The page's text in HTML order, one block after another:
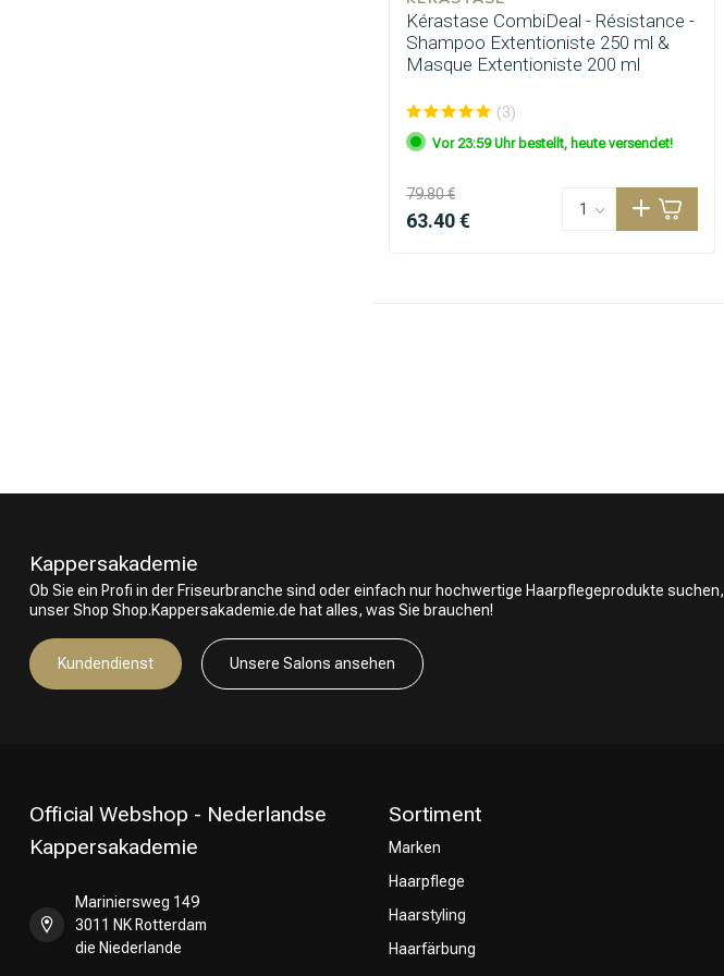
Kérastase CombiDeal - Résistance -
Shampoo Extentioniste 250 ml &
Masque Extentioniste 200 ml
(3)
Vor 23:59 Uhr bestellt, heute versendet!
79.80 €
63.40 €
Kappersakademie
Ob Sie ein Profi in der Friseurbranche sind oder einfach nur hochwertige Haarpflegeprodukte suchen,
unser Shop Shop.Kappersakademie.de hat alles, was Sie brauchen!
Kundendienst Unsere Salons ansehen
Official Webshop - Nederlandse
Kappersakademie
Mariniersweg 149
3011 NK Rotterdam
die Niederlande
Sortiment
Marken
Haarpflege
Haarstyling
Haarfärbung